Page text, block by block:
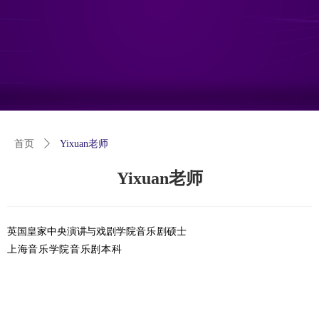
首页 ꄲ Yixuan老师
Yixuan老师
英国皇家中央演讲与戏剧学院音乐剧硕士
上海音乐学院音乐剧本科